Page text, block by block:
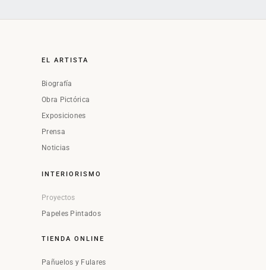
EL ARTISTA
Biografía
Obra Pictórica
Exposiciones
Prensa
Noticias
INTERIORISMO
Proyectos
Papeles Pintados
TIENDA ONLINE
Pañuelos y Fulares